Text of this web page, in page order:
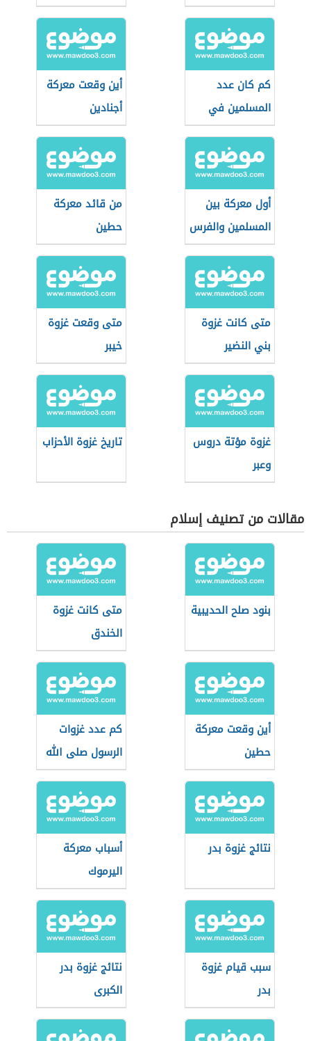
كم كان عدد
المسلمين في
غزوة تبوك
أين وقعت معركة
أجنادين
أول معركة بين
المسلمين والفرس
من قائد معركة
حطين
متى كانت غزوة
بني النضير
متى وقعت غزوة
خيبر
غزوة مؤتة دروس
وعبر
تاريخ غزوة الأحزاب
مقالات من تصنيف إسلام
بنود صلح الحديبية
متى كانت غزوة
الخندق
أين وقعت معركة
حطين
كم عدد غزوات
الرسول صلى الله
عليه وسلم
نتائج غزوة بدر
أسباب معركة
اليرموك
سبب قيام غزوة
بدر
نتائج غزوة بدر
الكبرى